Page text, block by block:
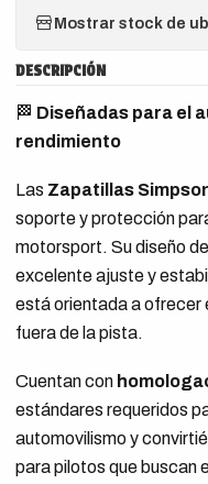
Mostrar stock de
DESCRIPCIÓN
🏁 Diseñadas para el
rendimiento
Las Zapatillas
soporte y protección
motorsport. Su diseño
excelente ajuste y
está orientada a ofrecer
fuera de la pista.
Cuentan con
estándares requeridos
automovilismo y
para pilotos que buscan